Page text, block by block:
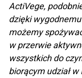
ActiVege,
dzięki
możemy
w przerwie
wszystkich do
biorącym udział